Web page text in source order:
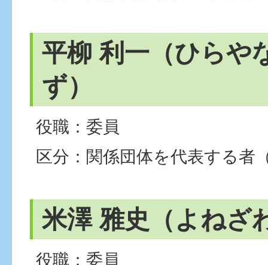
平柳 利一（ひらや
ず）
役職：委員
区分：関係団体を代表する者
米澤 雅史（よねざ
役職：委員